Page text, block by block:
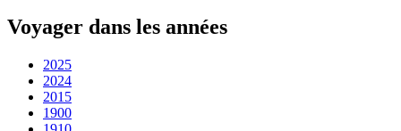
Voyager dans les années
2025
2024
2015
1900